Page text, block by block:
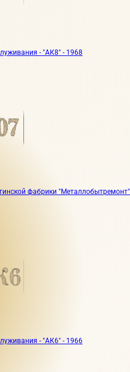
- "АК8" - 1968
фабрики "Металлобытремонт"
- "АК6" - 1966